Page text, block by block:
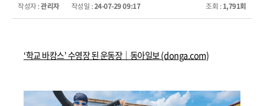
작성자 :관리자 작성일 :24-07-29 09:17 조회 :1,791회
‘학교 바캉스’ 수영장 된 운동장｜동아일보 (donga.com)